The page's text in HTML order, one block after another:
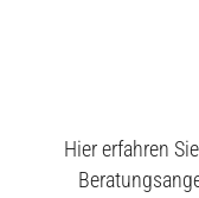
Hier erfahren